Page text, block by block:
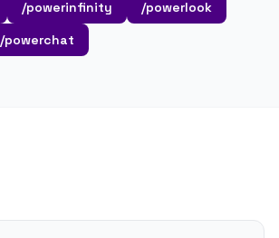
/powerinfinity
/powerlook
/powerchat